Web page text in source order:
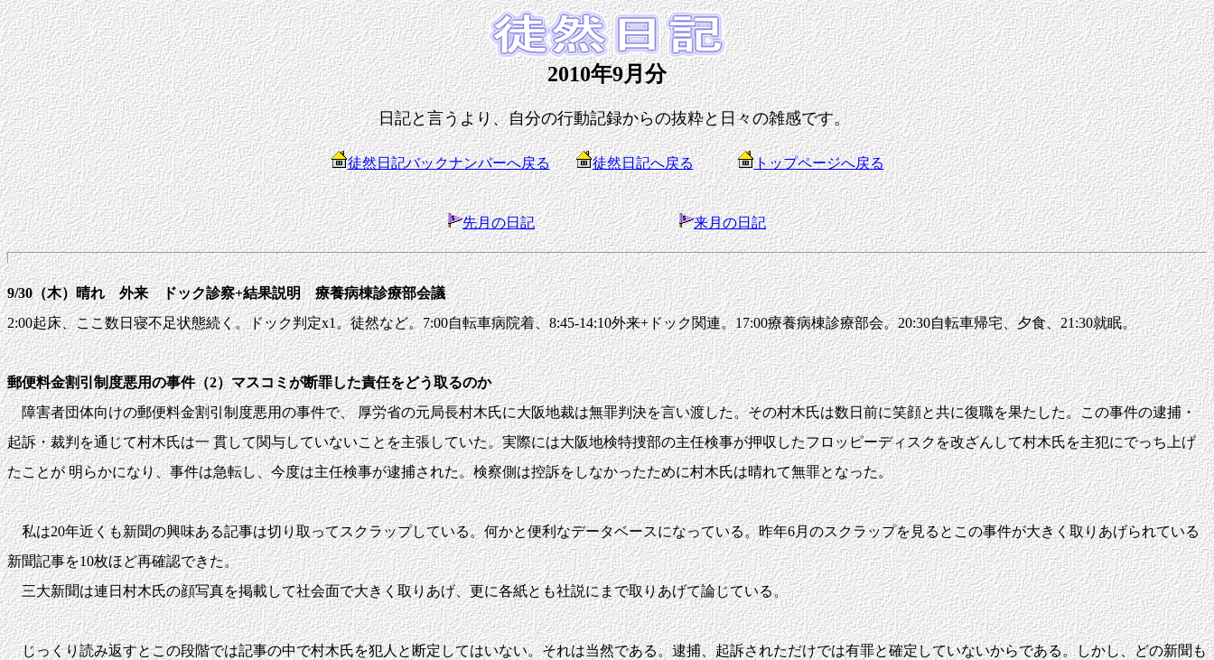
2010年9月分
日記と言うより、自分の行動記録からの抜粋と日々の雑感です。
徒然日記バックナンバーへ戻る 徒然日記へ戻る トップページへ戻る
先月の日記 来月の日記
9/30（木）晴れ 外来 ドック診察+結果説明 療養病棟診療部会議
2:00起床、ここ数日寝不足状態続く。ドック判定x1。徒然など。7:00自転車病院着、8:45-14:10外来+ドック関連。17:00療養病棟診療部会。20:30自転車帰宅、夕食、21:30就眠。
郵便料金割引制度悪用の事件（2）マスコミが断罪した責任をどう取るのか
障害者団体向けの郵便料金割引制度悪用の事件で、 厚労省の元局長村木氏に大阪地裁は無罪判決を言い渡した。その村木氏は数日前に笑顔と共に復職を果たした。この事件の逮捕・
起訴・裁判を通じて村木氏は一 貫して関与していないことを主張していた。実際には大阪地検特捜部の主任検事が押収したフロッピーディスクを改ざんして村木氏を主犯にでっち上げ
たことが 明らかになり、事件は急転し、今度は主任検事が逮捕された。検察側は控訴をしなかったために村木氏は晴れて無罪となった。
私は20年近くも新聞の興味ある記事は切り取ってスクラップしている。何かと便利なデータベースになっている。昨年6月のスクラップを見るとこの事件が大きく取りあげられている
新聞記事を10枚ほど再確認できた。
三大新聞は連日村木氏の顔写真を掲載して社会面で大きく取りあげ、更に各紙とも社説にまで取りあげて論じている。
じっくり読み返すとこの段階では記事の中で村木氏を犯人と断定してはいない。それは当然である。逮捕、起訴されただけでは有罪と確定していないからである。しかし、どの新聞も